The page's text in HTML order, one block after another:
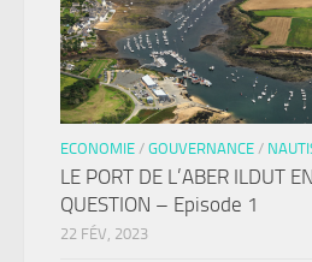
ECONOMIE / GOUVERNANCE /
LE PORT DE L’ABER ILDUT EN
QUESTION – Episode 1
22 FÉV, 2023